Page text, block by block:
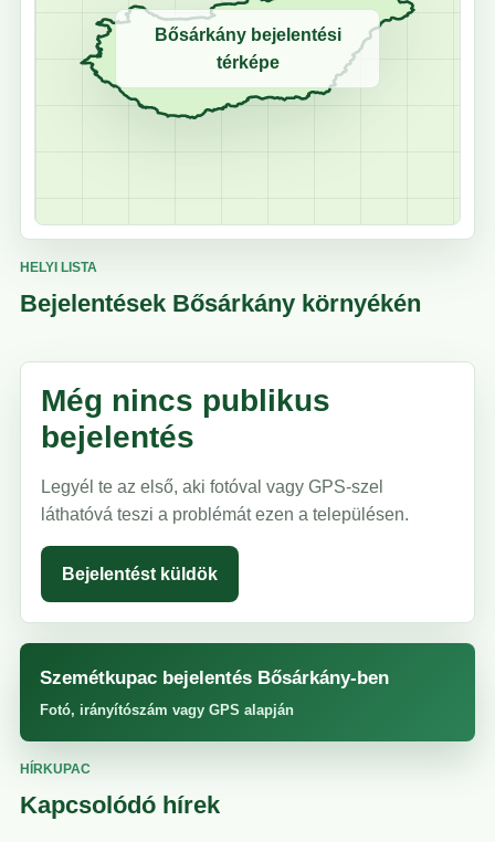
Bősárkány bejelentési
térképe
HELYI LISTA
Bejelentések Bősárkány környékén
Még nincs publikus
bejelentés
Legyél te az első, aki fotóval vagy GPS-szel
láthatóvá teszi a problémát ezen a településen.
Bejelentést küldök
Szemétkupac bejelentés Bősárkány-ben
Fotó, irányítószám vagy GPS alapján
HÍRKUPAC
Kapcsolódó hírek